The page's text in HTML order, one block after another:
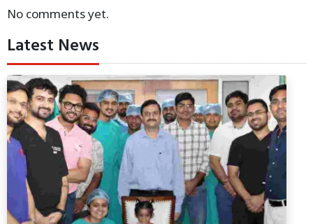
No comments yet.
Latest News